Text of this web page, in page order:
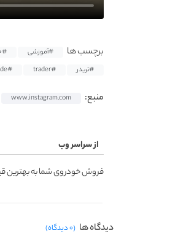
برچسب ها #آموزشی
#تریدر
#trader
#trade
منبع: www.instagram.com
از سراسر وب
فروش خودروی شما به بهترین
دیدگاه ها (۰ دیدگاه)